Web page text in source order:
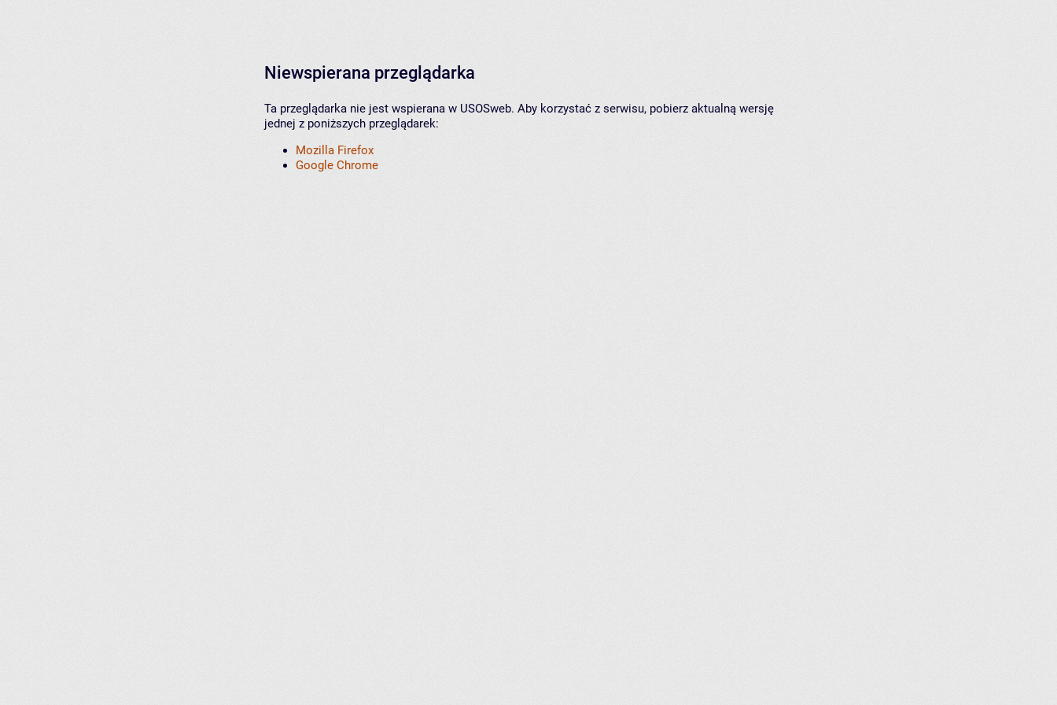
Niewspierana przeglądarka
Ta przeglądarka nie jest wspierana w USOSweb. Aby korzystać z serwisu, pobierz aktualną wersję
jednej z poniższych przeglądarek:
Mozilla Firefox
Google Chrome